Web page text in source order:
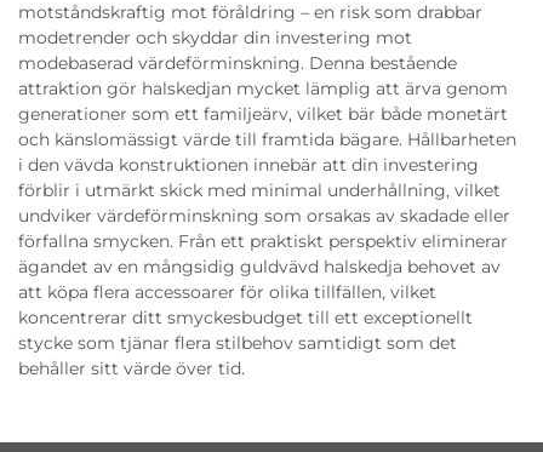
motståndskraftig mot föråldring – en risk som drabbar
modetrender och skyddar din investering mot
modebaserad värdeförminskning. Denna bestående
attraktion gör halskedjan mycket lämplig att ärva genom
generationer som ett familjeärv, vilket bär både monetärt
och känslomässigt värde till framtida bägare. Hållbarheten
i den vävda konstruktionen innebär att din investering
förblir i utmärkt skick med minimal underhållning, vilket
undviker värdeförminskning som orsakas av skadade eller
förfallna smycken. Från ett praktiskt perspektiv eliminerar
ägandet av en mångsidig guldvävd halskedja behovet av
att köpa flera accessoarer för olika tillfällen, vilket
koncentrerar ditt smyckesbudget till ett exceptionellt
stycke som tjänar flera stilbehov samtidigt som det
behåller sitt värde över tid.